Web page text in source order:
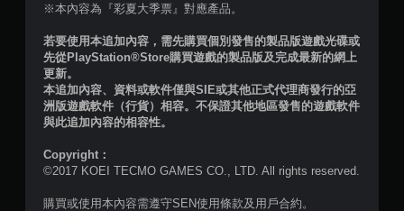
共
1
2
評
※本內容為『彩夏大季票』對應產品。
若要使用本追加內容，需先購買個別發售的製品版遊戲光碟或
先從PlayStation®Store購買遊戲的製品版及完成最新的網上
更新。
本追加內容、資料或軟件僅與SIE或其他正式代理商發行的亞
洲版遊戲軟件（行貨）相容。不保證其他地區發售的遊戲軟件
與此追加內容的相容性。
Copyright：
©2017 KOEI TECMO GAMES CO., LTD. All rights reserved.
購買或使用本內容需遵守SEN使用條款及用戶合約。